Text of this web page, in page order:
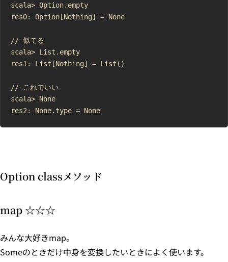
scala> Option.empty
res0: Option[Nothing] = None
// 似てる
scala> List.empty
res1: List[Nothing] = List()
// これでいい
scala> None
Option classメソッド
map ☆☆☆
みんな大好きmap。
Someのときだけ中身を変換したいときによく使います。